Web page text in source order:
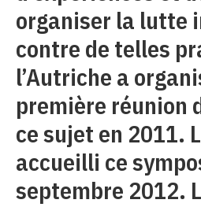
organiser la lutte
contre de telles
l’Autriche a
première réunion
ce sujet en 2011.
accueilli ce
septembre 2012.